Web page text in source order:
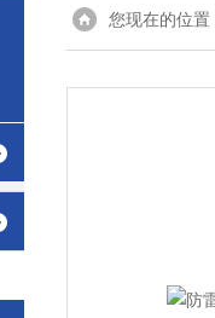
您现在的位置